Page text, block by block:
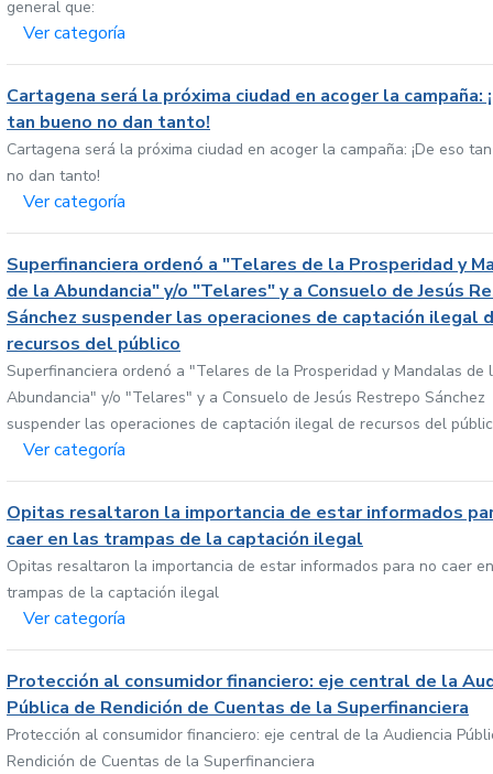
general que:
Ver categoría
Cartagena será la próxima ciudad en acoger la campaña:
tan bueno no dan tanto!
Cartagena será la próxima ciudad en acoger la campaña: ¡De eso
no dan tanto!
Ver categoría
Superfinanciera ordenó a "Telares de la Prosperidad y
de la Abundancia" y/o "Telares" y a Consuelo de Jesús
Sánchez suspender las operaciones de captación ilegal
recursos del público
Superfinanciera ordenó a "Telares de la Prosperidad y Mandalas de
Abundancia" y/o "Telares" y a Consuelo de Jesús Restrepo Sánchez
suspender las operaciones de captación ilegal de recursos del
Ver categoría
Opitas resaltaron la importancia de estar informados
caer en las trampas de la captación ilegal
Opitas resaltaron la importancia de estar informados para no caer
trampas de la captación ilegal
Ver categoría
Protección al consumidor financiero: eje central de la
Pública de Rendición de Cuentas de la Superfinanciera
Protección al consumidor financiero: eje central de la Audiencia
Rendición de Cuentas de la Superfinanciera